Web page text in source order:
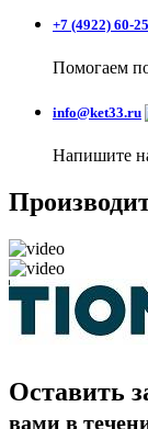
+7 (4922) 60-
Помогаем
info@ket33.ru
Напишите
Оставить
вами в